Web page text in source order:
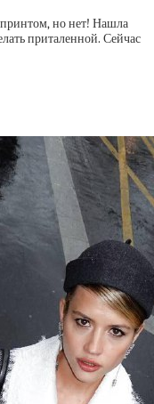
но нет! Нашла
приталенной. Сейчас